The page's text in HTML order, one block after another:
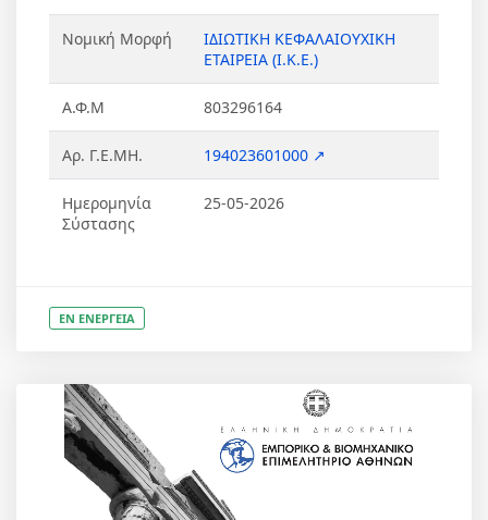
Νομική Μορφή
ΙΔΙΩΤΙΚΗ ΚΕΦΑΛΑΙΟΥΧΙΚΗ
ΕΤΑΙΡΕΙΑ (Ι.Κ.Ε.)
Α.Φ.Μ 803296164
Αρ. Γ.Ε.ΜΗ. 194023601000 ↗
Ημερομηνία
Σύστασης
25-05-2026
ΕΝ ΕΝΕΡΓΕΙΑ